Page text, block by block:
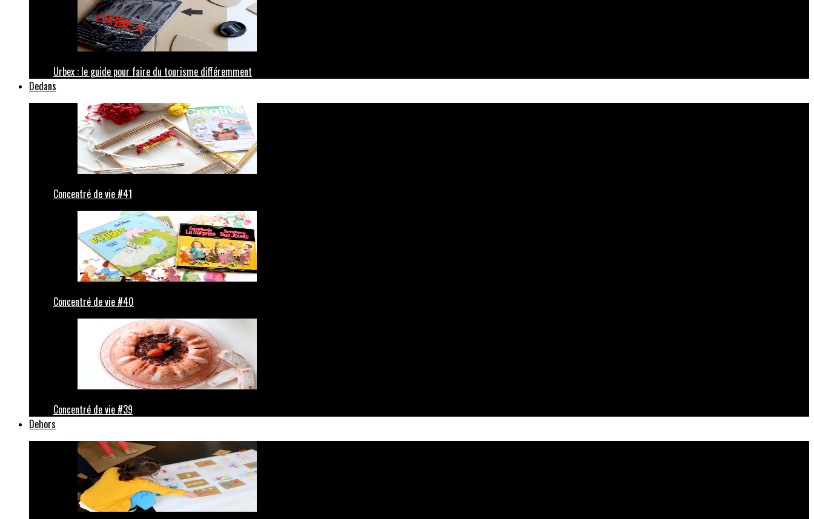
Urbex : le guide pour faire du tourisme différemment
Dedans
Concentré de vie #41
Concentré de vie #40
Concentré de vie #39
Dehors